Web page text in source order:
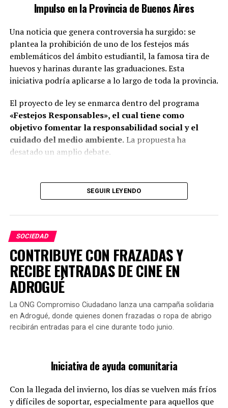
autistas en la sociedad y la falta de reconocimiento
Durante el evento en la UNLZ, se explorarán los
desafíos que enfrentan las personas autistas para
integrarse en una sociedad que a menudo no los
considera. Para asistir, no es necesaria una inscripción
previa; simplemente se puede acudir al lugar. Este
enfoque busca reflejar un verdadero ejemplo de
inclusión.
Impulso en la Provincia de Buenos Aires
Una noticia que genera controversia ha surgido: se
plantea la prohibición de uno de los festejos más
emblemáticos del ámbito estudiantil, la famosa tira de
huevos y harinas durante las graduaciones. Esta
iniciativa podría aplicarse a lo largo de toda la provincia.
El proyecto de ley se enmarca dentro del programa
«Festejos Responsables», el cual tiene como
objetivo fomentar la responsabilidad social y el
cuidado del medio ambiente.La propuesta ha
desatado un amplio debate.
Esta tradición, que lleva años en la cultura argentina, es
graduados cubiertos de harina, huevos y espuma
recorriendo las calles. Este rito se celebra en colegios
secundarios, institutos terciarios y universidades.
Es una costumbre que abarca a todos los estratos
sociales, ya que se celebra en cualquier lugar donde un
SEGUIR LEYENDO
SOCIEDAD
CONTRIBUYE CON FRAZADAS Y
RECIBE ENTRADAS DE CINE EN
ADROGUÉ
La ONG Compromiso Ciudadano lanza una campaña solidaria
en Adrogué, donde quienes donen frazadas o ropa de abrigo
recibirán entradas para el cine durante todo junio.
Iniciativa de ayuda comunitaria
Con la llegada del invierno, los días se vuelven más fríos
y difíciles de soportar, especialmente para aquellos que